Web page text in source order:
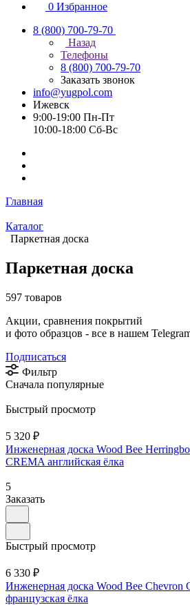
0 Избранное
8 (800) 700-79-70
Назад
Телефоны
8 (800) 700-79-70
Заказать звонок
info@yugpol.com
Ижевск
9:00-19:00 Пн-Пт
10:00-18:00 Cб-Вс
Главная
Каталог
Паркетная доска
Паркетная доска
597 товаров
Акции, сравнения покрытий
и фото образцов - все в нашем
Подписаться
Фильтр
Сначала популярные
Быстрый просмотр
5 320 ₽
Инженерная доска Wood Bee
CREMA английская ёлка
5
Заказать
Быстрый просмотр
6 330 ₽
Инженерная доска Wood Bee
французская ёлка